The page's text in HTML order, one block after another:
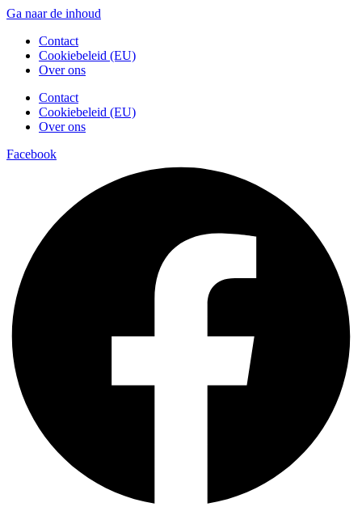
Ga naar de inhoud
Contact
Cookiebeleid (EU)
Over ons
Contact
Cookiebeleid (EU)
Over ons
Facebook